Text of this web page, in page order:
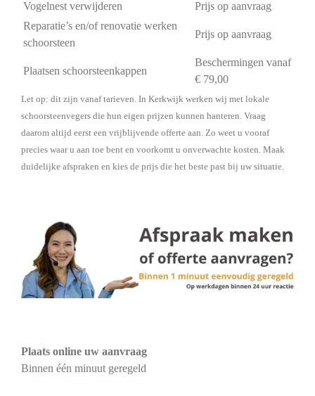
Vogelnest verwijderen
Prijs op aanvraag
Reparatie’s en/of renovatie werken
schoorsteen
Prijs op aanvraag
Plaatsen schoorsteenkappen
Beschermingen vanaf
€ 79,00
Let op: dit zijn vanaf tarieven. In Kerkwijk werken wij met lokale
schoorsteenvegers die hun eigen prijzen kunnen hanteren. Vraag
daarom altijd eerst een vrijblijvende offerte aan. Zo weet u vooraf
precies waar u aan toe bent en voorkomt u onverwachte kosten. Maak
duidelijke afspraken en kies de prijs die het beste past bij uw situatie.
Plaats online uw aanvraag
Binnen één minuut geregeld